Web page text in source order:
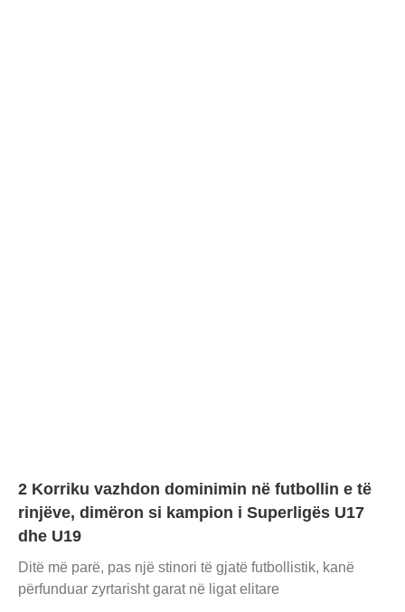
2 Korriku vazhdon dominimin në futbollin e të
rinjëve, dimëron si kampion i Superligës U17
dhe U19
Ditë më parë, pas një stinori të gjatë futbollistik, kanë
përfunduar zyrtarisht garat në ligat elitare